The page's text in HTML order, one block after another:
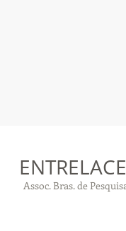
Assoc.Bras. de